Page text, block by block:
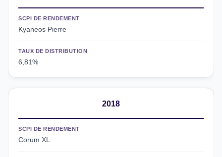
SCPI DE RENDEMENT
Kyaneos Pierre
TAUX DE DISTRIBUTION
6,81%
2018
SCPI DE RENDEMENT
Corum XL